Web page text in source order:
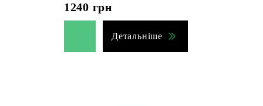
1240 грн
Детальніше